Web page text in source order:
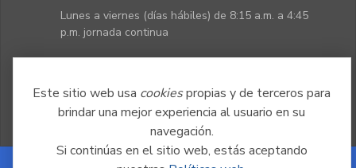
Este sitio web usa cookiespropias y de terceros para
brindar una mejor experiencia al usuario en su
navegación.
Si continúas en el sitio web, estás aceptando
Lunes a viernes (días hábiles) de 8:15 a.m. a 4:45
p.m. jornada continua